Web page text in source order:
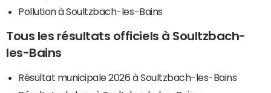
Pollution à Soultzbach-les-Bains
Tous les résultats officiels à Soultzbach-
les-Bains
Résultat municipale 2026 à Soultzbach-les-Bains